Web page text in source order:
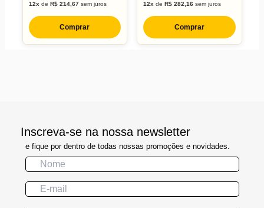
12x de R$ 214,67sem juros
Comprar
12x deR$ 282,16 sem juros
Comprar
Inscreva-se na nossa newsletter
e fique por dentro de todas nossas promoções e novidades.